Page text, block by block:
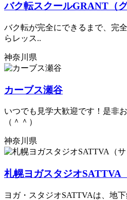
バク転スクールGRANT（
バク転が完全にできるまで、完
らレッス..
神奈川県
カーブス瀬谷
いつでも見学大歓迎です！是非
（＾＾）
神奈川県
札幌ヨガスタジオSATTVA
ヨガ・スタジオSATTVAは、地